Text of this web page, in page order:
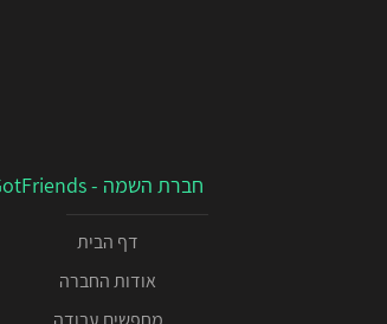
חברת השמה - GotFriends
דף הבית
אודות החברה